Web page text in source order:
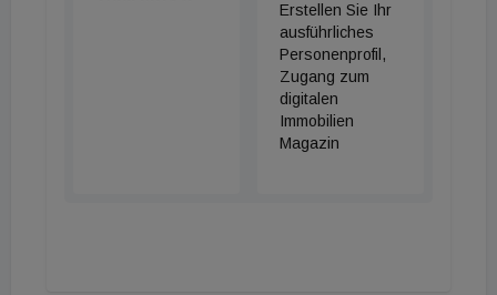
Erstellen Sie Ihr
ausführliches
Personenprofil,
Zugang zum
digitalen
Immobilien
Magazin